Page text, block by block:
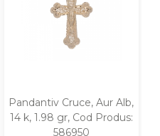
Pandantiv Cruce, Aur Alb,
14 k, 1.98 gr, Cod Produs:
586950